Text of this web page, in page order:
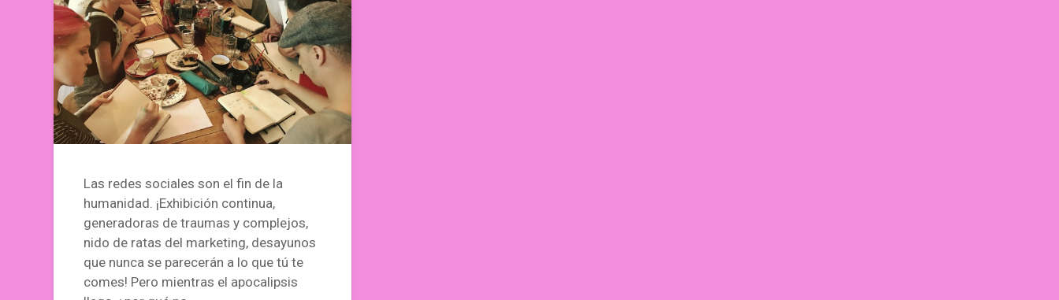
Las redes sociales son el fin de la
humanidad. ¡Exhibición continua,
generadoras de traumas y complejos,
nido de ratas del marketing, desayunos
que nunca se parecerán a lo que tú te
comes! Pero mientras el apocalipsis